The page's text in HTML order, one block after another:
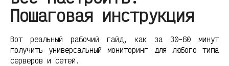
Пошаговая инструкция
Вот реальный рабочий гайд, как за 30-60 минут
получить универсальный мониторинг для любого типа
серверов и сетей.